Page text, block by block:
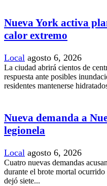
Nueva York activa
calor extremo
Local agosto 6, 2026
La ciudad abrirá cientos de
respuesta ante posibles
residentes mantenerse
Nueva demanda a
legionela
Local agosto 6, 2026
Cuatro nuevas demandas
durante el brote mortal
dejó siete...